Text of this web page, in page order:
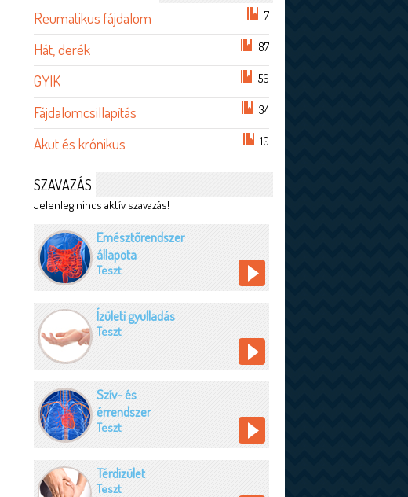
Reumatikus fájdalom 7
Hát, derék 87
GYIK 56
Fájdalomcsillapítás 34
Akut és krónikus 10
SZAVAZÁS
Jelenleg nincs aktív szavazás!
Emésztőrendszer
állapota
Teszt
Ízületi gyulladás
Teszt
Szív- és
érrendszer
Teszt
Térdízület
Teszt